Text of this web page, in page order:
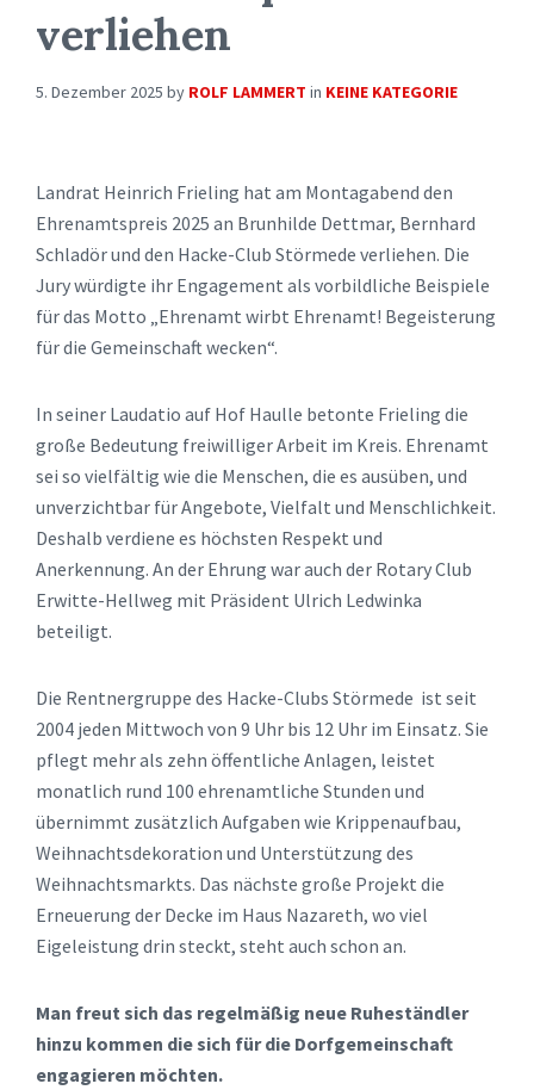
verliehen
5. Dezember 2025 by ROLF LAMMERT in KEINE KATEGORIE
Landrat Heinrich Frieling hat am Montagabend den
Ehrenamtspreis 2025 an Brunhilde Dettmar, Bernhard
Schladör und den Hacke-Club Störmede verliehen. Die
Jury würdigte ihr Engagement als vorbildliche Beispiele
für das Motto „Ehrenamt wirbt Ehrenamt! Begeisterung
für die Gemeinschaft wecken“.
In seiner Laudatio auf Hof Haulle betonte Frieling die
große Bedeutung freiwilliger Arbeit im Kreis. Ehrenamt
sei so vielfältig wie die Menschen, die es ausüben, und
unverzichtbar für Angebote, Vielfalt und Menschlichkeit.
Deshalb verdiene es höchsten Respekt und
Anerkennung. An der Ehrung war auch der Rotary Club
Erwitte-Hellweg mit Präsident Ulrich Ledwinka
beteiligt.
Die Rentnergruppe des Hacke-Clubs Störmede ist seit
2004 jeden Mittwoch von 9 Uhr bis 12 Uhr im Einsatz. Sie
pflegt mehr als zehn öffentliche Anlagen, leistet
monatlich rund 100 ehrenamtliche Stunden und
übernimmt zusätzlich Aufgaben wie Krippenaufbau,
Weihnachtsdekoration und Unterstützung des
Weihnachtsmarkts. Das nächste große Projekt die
Erneuerung der Decke im Haus Nazareth, wo viel
Eigeleistung drin steckt, steht auch schon an.
Man freut sich das regelmäßig neue Ruheständler
hinzu kommen die sich für die Dorfgemeinschaft
engagieren möchten.